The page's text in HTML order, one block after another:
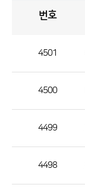
론
번호
4501
4500
4499
4498